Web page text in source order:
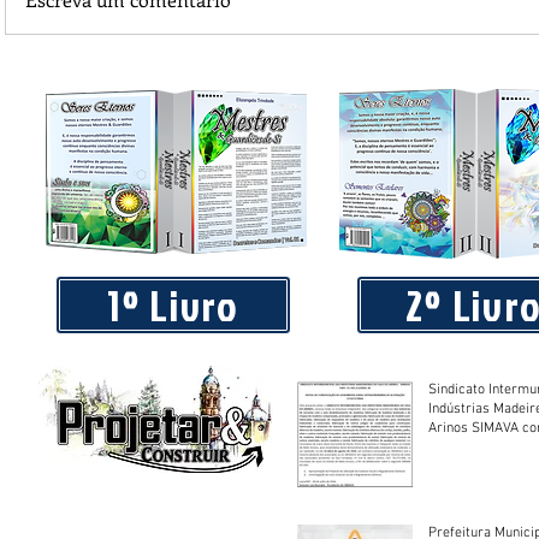
Piá Lava Jato, de Juara, torna público que requereu
Instalação e Operação
1º Livro 2º
Sindicato
Indústrias
Arinos SIMAVA convoca à
Prefeitura